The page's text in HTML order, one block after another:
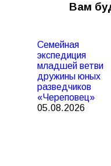
Вам
Семейная
экспедиция
младшей ветви
дружины юных
разведчиков
«Череповец»
05.08.2026